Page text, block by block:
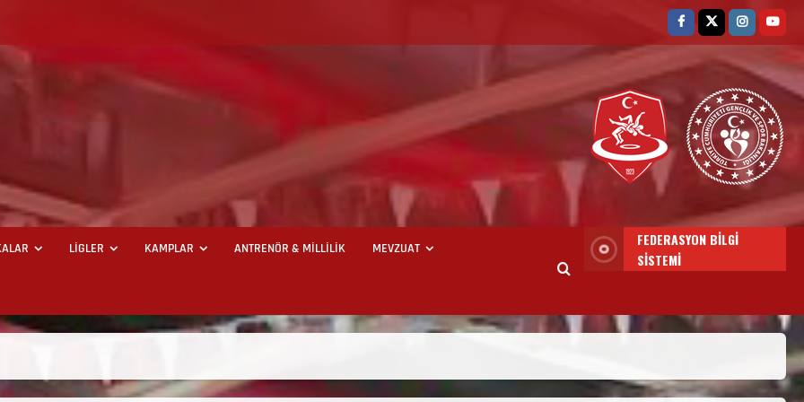
LİGLER KAMPLAR ANTRENÖR & MİLLİLİK MEVZUAT
FEDERASYON BİLGİ
SİSTEMİ